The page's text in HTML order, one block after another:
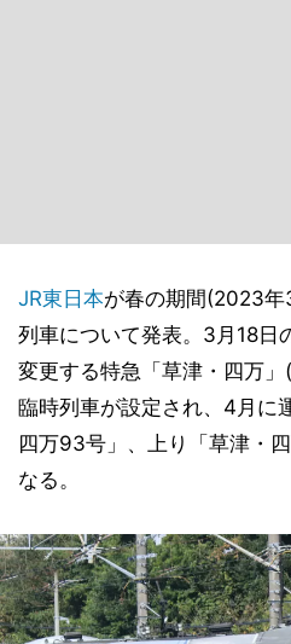
JR東日本が春の期間(2023
列車について発表。3月18日
変更する特急「草津・四万
臨時列車が設定され、4月に
四万93号」、上り「草津・
なる。